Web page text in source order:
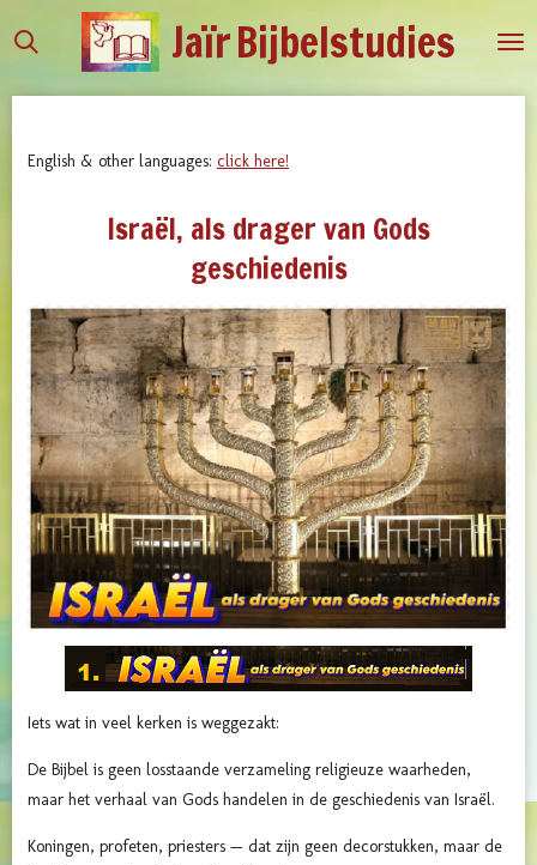
direct
JaïrBijbelstudies
English & other languages: click here!
Israël, als drager van Gods
geschiedenis
Iets wat in veel kerken is weggezakt:
De Bijbel is geen losstaande verzameling religieuze waarheden,
maar het verhaal van Gods handelen in de geschiedenis van Israël.
Koningen, profeten, priesters — dat zijn geen decorstukken, maar de